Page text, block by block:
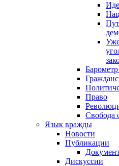
Право
Свобода
Язык вражды
Новости
Публикации
Дискуссии